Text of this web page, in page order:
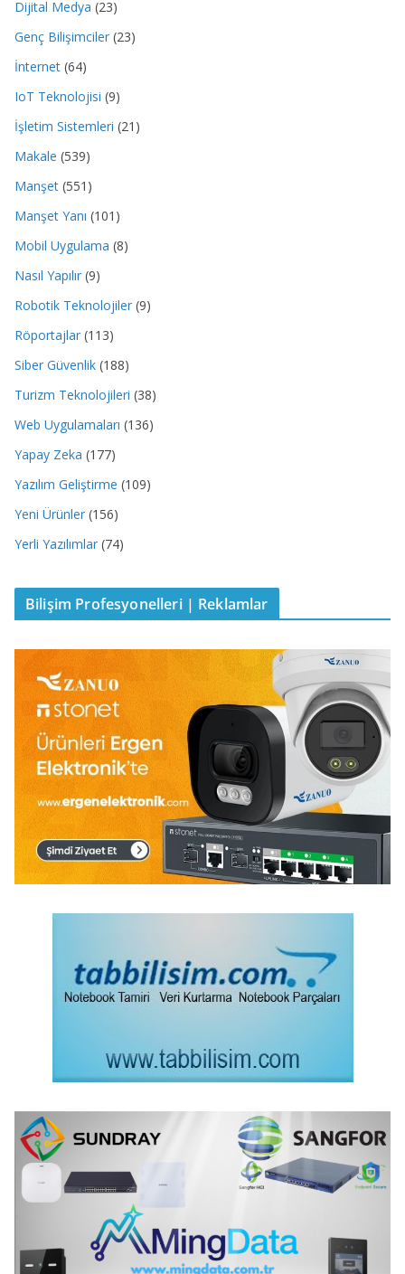
Dijital Medya (23)
Genç Bilişimciler (23)
İnternet (64)
IoT Teknolojisi (9)
İşletim Sistemleri (21)
Makale (539)
Manşet (551)
Manşet Yanı (101)
Mobil Uygulama (8)
Nasıl Yapılır (9)
Robotik Teknolojiler (9)
Röportajlar (113)
Siber Güvenlik (188)
Turizm Teknolojileri (38)
Web Uygulamaları (136)
Yapay Zeka (177)
Yazılım Geliştirme (109)
Yeni Ürünler (156)
Yerli Yazılımlar (74)
Bilişim Profesyonelleri | Reklamlar